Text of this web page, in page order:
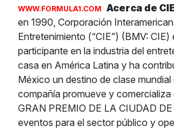
WWW.FORMULA1.COM Acerca de
en 1990, Corporación
Entretenimiento (“CIE”) (BMV:
participante en la industria del
casa en América Latina y ha
México un destino de clase mundial
compañía promueve y comercializa
GRAN PREMIO DE LA CIUDAD
eventos para el sector público y